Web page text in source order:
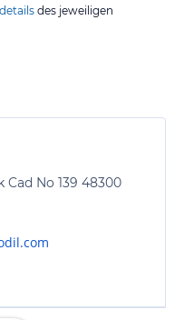
des jeweiligen
Cad No 139 48300